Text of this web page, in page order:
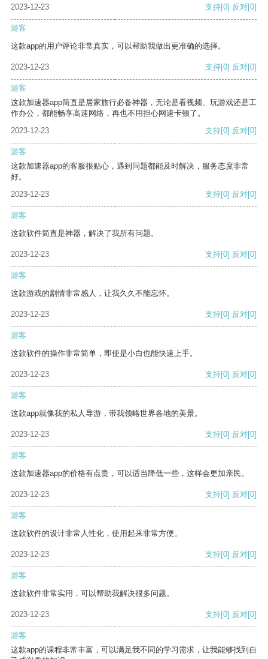
2023-12-23 支持[0] 反对[0]
游客
这款app的用户评论非常真实，可以帮助我做出更准确的选择。
2023-12-23 支持[0] 反对[0]
游客
这款加速器app简直是居家旅行必备神器，无论是看视频、玩游戏还是工
作办公，都能畅享高速网络，再也不用担心网速卡顿了。
2023-12-23
支持[0] 反对[0]
游客
这款加速器app的客服很贴心，遇到问题都能及时解决，服务态度非常
好。
2023-12-23
支持[0] 反对[0]
游客
这款软件简直是神器，解决了我所有问题。
2023-12-23 支持[0] 反对[0]
游客
这款游戏的剧情非常感人，让我久久不能忘怀。
2023-12-23 支持[0] 反对[0]
游客
这款软件的操作非常简单，即使是小白也能快速上手。
2023-12-23 支持[0] 反对[0]
游客
这款app就像我的私人导游，带我领略世界各地的美景。
2023-12-23 支持[0] 反对[0]
游客
这款加速器app的价格有点贵，可以适当降低一些，这样会更加亲民。
2023-12-23 支持[0] 反对[0]
游客
这款软件的设计非常人性化，使用起来非常方便。
2023-12-23 支持[0] 反对[0]
游客
这款软件非常实用，可以帮助我解决很多问题。
2023-12-23 支持[0] 反对[0]
游客
这款app的课程非常丰富，可以满足我不同的学习需求，让我能够找到自